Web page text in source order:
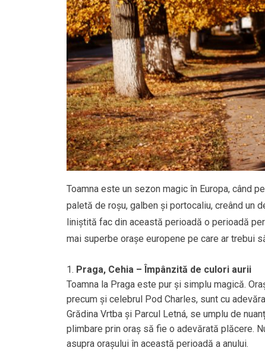
Toamna este un sezon magic în Europa, când
paletă de roșu, galben și portocaliu, creând un
liniștită fac din această perioadă o perioadă
mai superbe orașe europene pe care ar trebui
Praga, Cehia – Împânzită de culori aurii
Toamna la Praga este pur și simplu magică.
precum și celebrul Pod Charles, sunt cu
Grădina Vrtba și Parcul Letná, se umplu de
plimbare prin oraș să fie o adevărată plăcere.
asupra orașului în această perioadă a anului.